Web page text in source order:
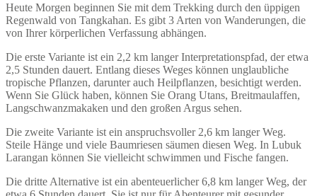
Heute Morgen beginnen Sie mit dem Trekking durch den üppigen
Regenwald von Tangkahan. Es gibt 3 Arten von Wanderungen, die
von Ihrer körperlichen Verfassung abhängen.
Die erste Variante ist ein 2,2 km langer Interpretationspfad, der etwa
2,5 Stunden dauert. Entlang dieses Weges können unglaubliche
tropische Pflanzen, darunter auch Heilpflanzen, besichtigt werden.
Wenn Sie Glück haben, können Sie Orang Utans, Breitmaulaffen,
Langschwanzmakaken und den großen Argus sehen.
Die zweite Variante ist ein anspruchsvoller 2,6 km langer Weg.
Steile Hänge und viele Baumriesen säumen diesen Weg. In Lubuk
Larangan können Sie vielleicht schwimmen und Fische fangen.
Die dritte Alternative ist ein abenteuerlicher 6,8 km langer Weg, der